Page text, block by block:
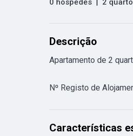
0 hóspedes | 2
Descrição
Apartamento de 2
Nº Registo de
Características